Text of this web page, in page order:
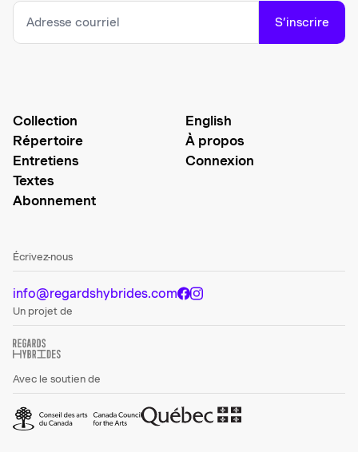
S’inscrire
Collection
Répertoire
Entretiens
Textes
Abonnement
English
À propos
Connexion
Écrivez-nous
info@regardshybrides.com
Un projet de
Avec le soutien de